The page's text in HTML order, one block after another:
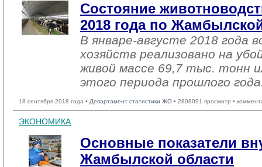
Состояние
2018 года по
В январе-августе 2018 года
хозяйств реализовано на
живой массе 69,7 тыс. тонн
этого периода прошлого
18 сентября 2018 года • Департамент статистики ЖО • 2808091 просмотр •
ЭКОНОМИКА
Основные показатели
Жамбылской области